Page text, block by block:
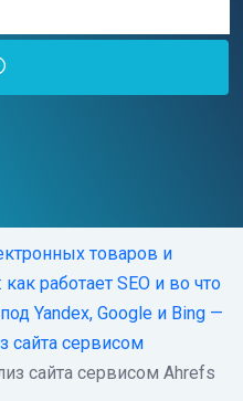
товаров и
работает SEO и во что
Yandex, Google и Bing —
сайта сервисом
сайта сервисом Ahrefs